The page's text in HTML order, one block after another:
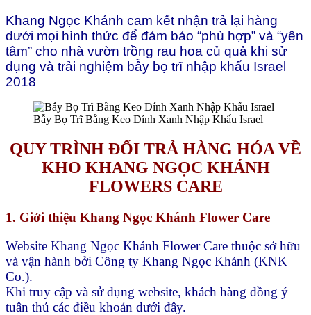
Khang Ngọc Khánh cam kết nhận trả lại hàng
dưới mọi hình thức để đảm bảo “phù hợp” và “yên
tâm” cho nhà vườn trồng rau hoa củ quả khi sử
dụng và trải nghiệm bẫy bọ trĩ nhập khẩu Israel
2018
Bẫy Bọ Trĩ Bằng Keo Dính Xanh Nhập Khẩu Israel
QUY TRÌNH ĐỔI TRẢ HÀNG HÓA VỀ
KHO KHANG NGỌC KHÁNH
FLOWERS CARE
1. Giới thiệu Khang Ngọc Khánh Flower Care
Website Khang Ngọc Khánh Flower Care thuộc sở hữu
và vận hành bởi Công ty Khang Ngọc Khánh (KNK
Co.).
Khi truy cập và sử dụng website, khách hàng đồng ý
tuân thủ các điều khoản dưới đây.